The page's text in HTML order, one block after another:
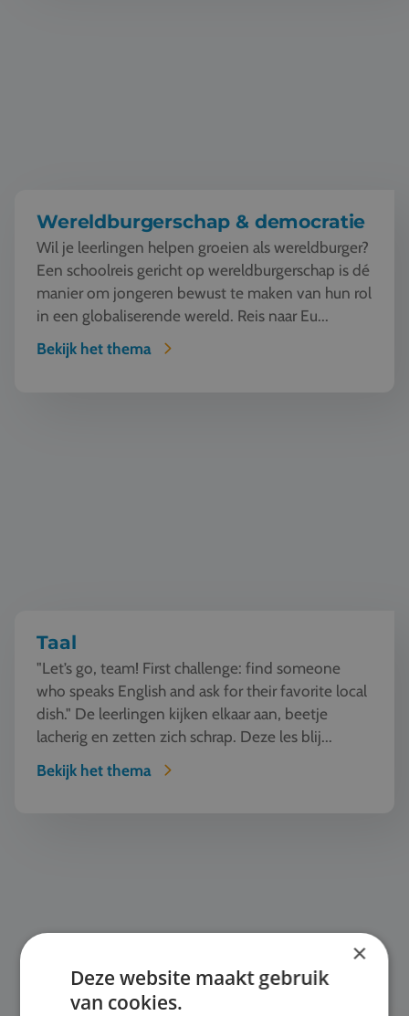
Wereldburgerschap & democratie
Wil je leerlingen helpen groeien als wereldburger?
Een schoolreis gericht op wereldburgerschap is dé
manier om jongeren bewust te maken van hun rol
in een globaliserende wereld. Reis naar Eu...
Bekijk het thema
Taal
"Let’s go, team! First challenge: find someone
who speaks English and ask for their favorite local
dish." De leerlingen kijken elkaar aan, beetje
lacherig en zetten zich schrap. Deze les blij...
Bekijk het thema
×
Deze website maakt gebruik
van cookies.